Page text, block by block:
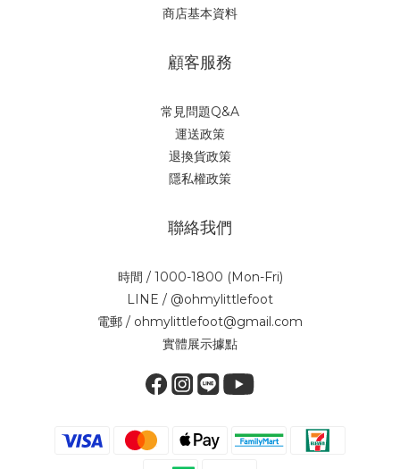
商店基本資料
顧客服務
常見問題Q&A
運送政策
退換貨政策
隱私權政策
聯絡我們
時間 / 1000-1800 (Mon-Fri)
LINE / @ohmylittlefoot
電郵 / ohmylittlefoot@gmail.com
實體展示據點